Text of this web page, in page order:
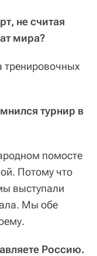
не считая
мира?
тренировочных
турнир в
помосте
Потому что
выступали
Мы обе
Россию.